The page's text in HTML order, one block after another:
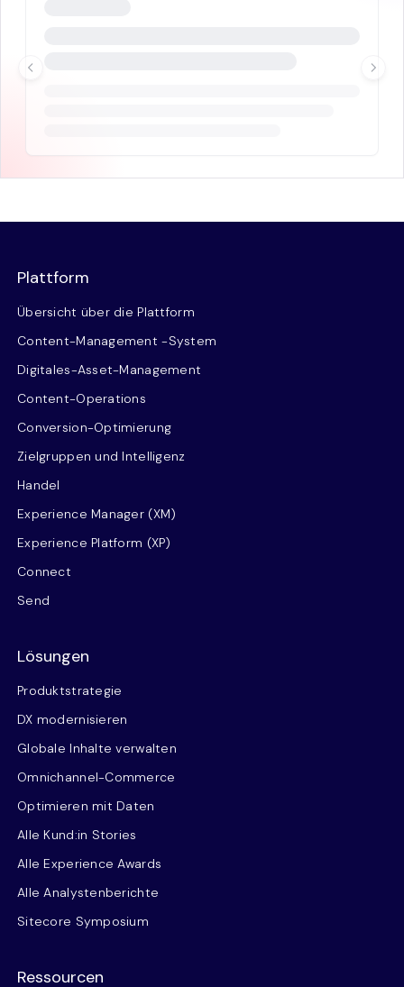
Plattform
Übersicht über die Plattform
Content-Management -System
Digitales-Asset-Management
Content-Operations
Conversion-Optimierung
Zielgruppen und Intelligenz
Handel
Experience Manager (XM)
Experience Platform (XP)
Connect
Send
Lösungen
Produktstrategie
DX modernisieren
Globale Inhalte verwalten
Omnichannel-Commerce
Optimieren mit Daten
Alle Kund:in Stories
Alle Experience Awards
Alle Analystenberichte
Sitecore Symposium
Ressourcen